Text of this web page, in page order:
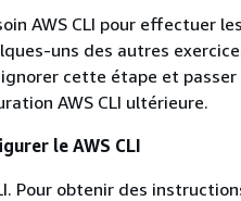
AWS CLI pour effectuer
uns des autres
cette étape et passer
AWS CLI ultérieure.
le AWS CLI
Pour obtenir des